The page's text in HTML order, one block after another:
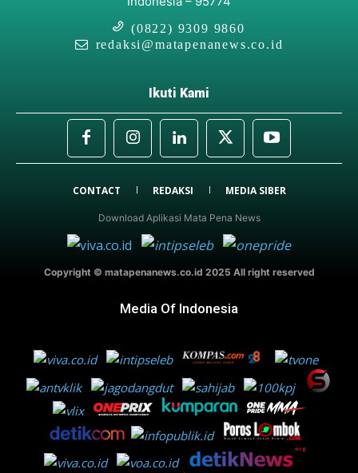
(0822) 9309 9860
redaksi@matapenanews.co.id
Ikuti Kami
CONTACT REDAKSI MEDIA SIBER
Download Aplikasi Mata Pena News
Copyright © matapenanews.co.id 2025 All right reserved
Media Of Indonesia